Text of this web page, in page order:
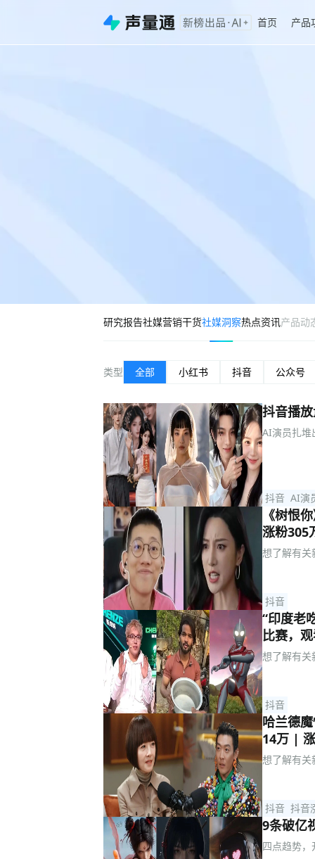
首页 产品
研究报告社媒营销干货社媒洞察热点资讯产品动
类型 全部 小红书 抖音 公众号
抖音播
AI演员扎堆
抖音 AI演
《树恨
涨粉305
想了解有关
抖音
“印度老
比赛，
想了解有关
抖音
哈兰德
14万 |
想了解有关
抖音 抖音
9条破亿
四点趋势